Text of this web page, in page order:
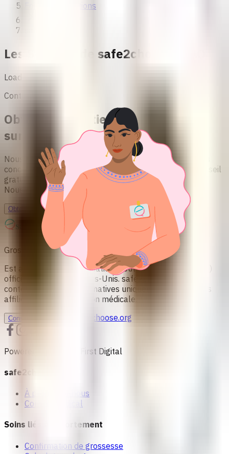
Foire aux questions
Les Services de safe2choose - FAQ
Loading...
Contact et soutien
Obtenir un soutien et des conseils
sur l'avortement
Nous offrons des informations fondées sur des preuves
concernant l'avortement sécurisé. Notre service de conseil
gratuit est sûr, confidentiel, pratique et sans jugement.
Nous attendons votre message !
Obtenir des conseils personnalisés
Grossesse non désirée? Nous pouvons vous soutenir.
Est affiliée à une organisation à but non lucratif 501c(3)
officielle basée aux États-Unis. safe2choose fournit du
contenu à des fins informatives uniquement et n'est pas
affiliée à une organisation médicale.
Consultation info@safe2choose.org
Powered by Women First Digital
safe2choose
À propos de nous
Conseil médical
Soins liés à l'avortement
Confirmation de grossesse